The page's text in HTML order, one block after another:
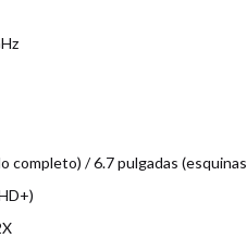
completo) / 6.7 pulgadas